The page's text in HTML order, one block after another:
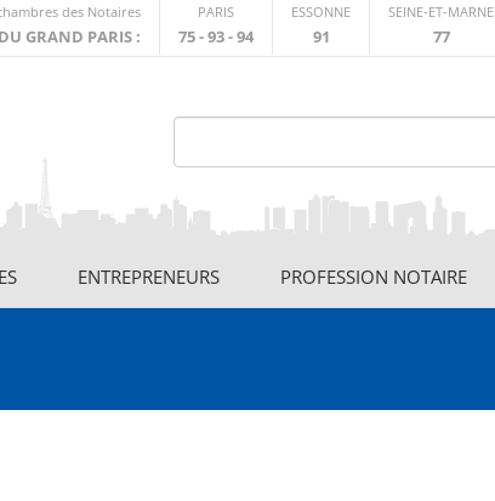
des Notaires
DU GRAND PARIS :
externe
PARIS
75 - 93 - 94
ESSONNE
91
SEINE-ET-MARNE
77
ENTREPRENEURS PROFESSION NOTAIRE